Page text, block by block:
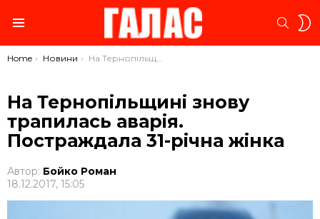
You are here:
Home Новини На Тернопільщині знову трапилась аварія. Постраждала 31-річна жінка
На Тернопільщині знову
трапилась аварія.
Постраждала 31-річна жінка
Автор: Бойко Роман
18.12.2017, 15:05